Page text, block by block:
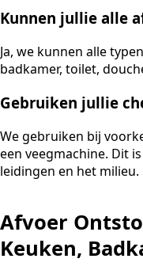
Kunnen jullie alle
Ja, we kunnen alle
badkamer, toilet,
Gebruiken jullie
We gebruiken bij
een veegmachine. Dit
leidingen en het milieu.
Afvoer
Keuken,